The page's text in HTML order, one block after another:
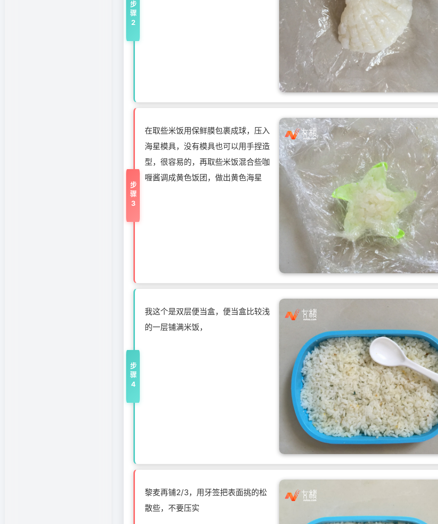
步骤2
在取些米饭用保鲜膜包裹成球，压入
海星模具，没有模具也可以用手捏造
型，很容易的，再取些米饭混合些咖
喱酱调成黄色饭团，做出黄色海星
步骤3
我这个是双层便当盒，便当盒比较浅
的一层铺满米饭，
步骤4
黎麦再铺2/3，用牙签把表面挑的松
散些，不要压实